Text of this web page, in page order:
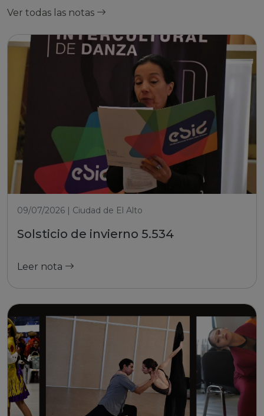
Ver todas las notas
09/07/2026 | Ciudad de El Alto
Solsticio de invierno 5.534
Leer nota